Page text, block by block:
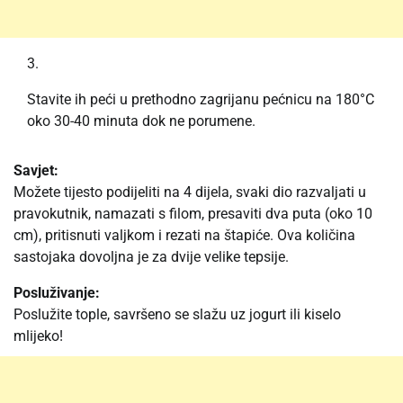
Stavite ih peći u prethodno zagrijanu pećnicu na 180°C
oko 30-40 minuta dok ne porumene.
Savjet:
Možete tijesto podijeliti na 4 dijela, svaki dio razvaljati u
pravokutnik, namazati s filom, presaviti dva puta (oko 10
cm), pritisnuti valjkom i rezati na štapiće. Ova količina
sastojaka dovoljna je za dvije velike tepsije.
Posluživanje:
Poslužite tople, savršeno se slažu uz jogurt ili kiselo
mlijeko!